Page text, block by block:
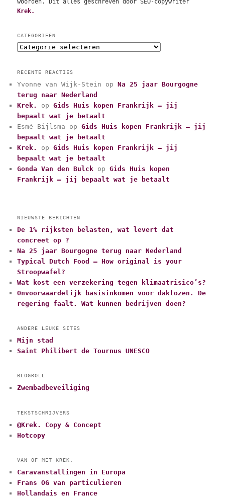
woorden. Dit alles geschreven door SEO-copywriter
Krek.
CATEGORIEËN
C
e
g
o
r
i
e
ë
RECENTE REACTIES
Yvonne van Wijk-Stein opNa 25 jaar Bourgogne
terug naar Nederland
Krek.
opGids Huis kopen Frankrijk – jij
bepaalt wat je betaalt
Esmé Bijlsma opGids Huis kopen Frankrijk – jij
bepaalt wat je betaalt
Krek.
opGids Huis kopen Frankrijk – jij
bepaalt wat je betaalt
Gonda Van den Bulck opGids Huis kopen
Frankrijk – jij bepaalt wat je betaalt
NIEUWSTE BERICHTEN
De 1% rijksten belasten, wat levert dat
concreet op ?
Na 25 jaar Bourgogne terug naar Nederland
Typical Dutch Food – How original is your
Stroopwafel?
Wat kost een verzekering tegen klimaatrisico’s?
Onvoorwaardelijk basisinkomen voor daklozen. De
regering faalt. Wat kunnen bedrijven doen?
ANDERE LEUKE SITES
Mijn stad
Saint Philibert de Tournus UNESCO
BLOGROLL
Zwembadbeveiliging
TEKSTSCHRIJVERS
@Krek. Copy & Concept
Hotcopy
VAN OF MET KREK.
Caravanstallingen in Europa
Frans OG van particulieren
Hollandais en France